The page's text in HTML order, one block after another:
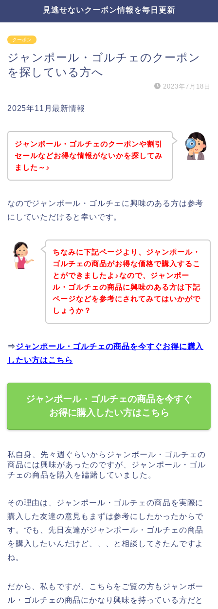
見逃せないクーポン情報を毎日更新
クーポン
ジャンポール・ゴルチェのクーポン
を探している方へ
2023年7月18日
2025年11月最新情報
ジャンポール・ゴルチェのクーポンや割引
セールなどお得な情報がないかを探してみ
ました～♪
なのでジャンポール・ゴルチェに興味のある方は参考
にしていただけると幸いです。
ちなみに下記ページより、ジャンポール・
ゴルチェの商品がお得な価格で購入するこ
とができましたよ♪なので、ジャンポー
ル・ゴルチェの商品に興味のある方は下記
ページなどを参考にされてみてはいかがで
しょうか？
⇒ジャンポール・ゴルチェの商品を今すぐお得に購入
したい方はこちら
ジャンポール・ゴルチェの商品を今すぐ
お得に購入したい方はこちら
私自身、先々週ぐらいからジャンポール・ゴルチェの
商品には興味があったのですが、ジャンポール・ゴル
チェの商品を購入を躊躇していました。
その理由は、ジャンポール・ゴルチェの商品を実際に
購入した友達の意見もまずは参考にしたかったからで
す。でも、先日友達がジャンポール・ゴルチェの商品
を購入したいんだけど、、、と相談してきたんですよ
ね。
だから、私もですが、こちらをご覧の方もジャンポー
ル・ゴルチェの商品にかなり興味を持っている方だと